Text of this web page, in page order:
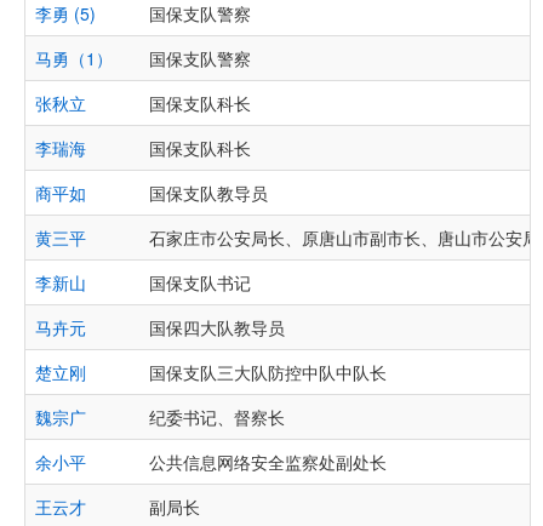
李勇 (5)
国保支队警察
马勇（1）
国保支队警察
张秋立
国保支队科长
李瑞海
国保支队科长
商平如
国保支队教导员
黄三平
石家庄市公安局长、原唐山市副市长、唐山市公安
李新山
国保支队书记
马卉元
国保四大队教导员
楚立刚
国保支队三大队防控中队中队长
魏宗广
纪委书记、督察长
余小平
公共信息网络安全监察处副处长
王云才
副局长